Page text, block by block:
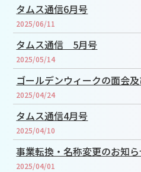
タムス通信6月号
2025/06/11
タムス通信 5月号
2025/05/14
ゴールデンウィークの面会
2025/04/24
タムス通信4月号
2025/04/10
事業転換・名称変更のお知
2025/04/01